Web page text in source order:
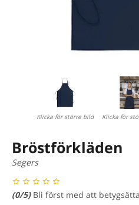
Klicka för större bild Klicka för
Bröstförkläden
Segers
(0/5) Bli först med att